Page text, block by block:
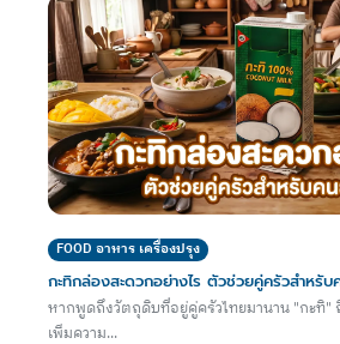
FOOD อาหาร เครื่องปรุง
กะทิกล่องสะดวกอย่างไร ตัวช่วยคู่ครัวสำหรับ
หากพูดถึงวัตถุดิบที่อยู่คู่ครัวไทยมานาน "กะทิ"
เพิ่มความ...